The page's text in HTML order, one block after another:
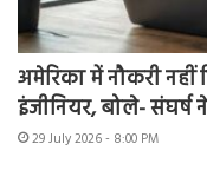
अमेरिका में नौकरी नहीं
इंजीनियर, बोले-
29 July 2026 - 8:00 PM